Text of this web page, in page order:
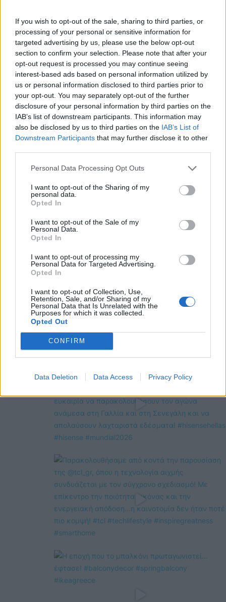
If you wish to opt-out of the sale, sharing to third parties, or
processing of your personal or sensitive information for
targeted advertising by us, please use the below opt-out
section to confirm your selection. Please note that after your
opt-out request is processed you may continue seeing
interest-based ads based on personal information utilized by
us or personal information disclosed to third parties prior to
your opt-out. You may separately opt-out of the further
disclosure of your personal information by third parties on the
IAB’s list of downstream participants. This information may
also be disclosed by us to third parties on the IAB’s List of
Downstream Participants that may further disclose it to other
Personal Data Processing Opt Outs
I want to opt-out of the Sharing of my
personal data.
Opted In
I want to opt-out of the Sale of my
Personal Data.
Opted In
I want to opt-out of processing my
Personal Data for Targeted Advertising.
Opted In
I want to opt-out of Collection, Use,
Retention, Sale, and/or Sharing of my
Personal Data that Is Unrelated with the
Purposes for which it was collected.
Opted Out
CONFIRM
Data Deletion Data Access Privacy Policy
SHARE:
LATEST POSTS
Πως το LG AI Fresh & το LG Dualcool AI βοηθούν να
επικεντρωνόμαστε στη φιλοξενία των καλεσμένων μας
Κλασικά γεμιστά με ρύζι (όπως τα θυμάσαι από το σπίτι)
Μπιφτέκια γαλοπούλας με κουρκουμά και ψητές
γλυκοπατάτες
Σουβλάκια σολομού με μαρινάδα σόγιας και τζίντζερ
Δείτε επίσης…
13 Ιουλίου 0202 · Συσκευές
O νέος προσωπικός χώρος εργασίας
FOLLOW